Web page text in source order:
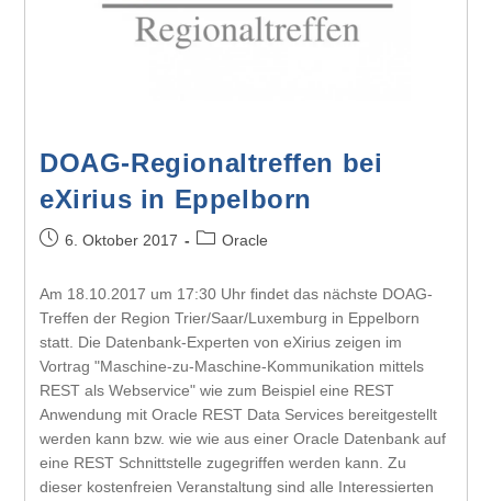
DOAG-Regionaltreffen bei
eXirius in Eppelborn
6. Oktober 2017 Oracle
Am 18.10.2017 um 17:30 Uhr findet das nächste DOAG-
Treffen der Region Trier/Saar/Luxemburg in Eppelborn
statt. Die Datenbank-Experten von eXirius zeigen im
Vortrag "Maschine-zu-Maschine-Kommunikation mittels
REST als Webservice" wie zum Beispiel eine REST
Anwendung mit Oracle REST Data Services bereitgestellt
werden kann bzw. wie wie aus einer Oracle Datenbank auf
eine REST Schnittstelle zugegriffen werden kann. Zu
dieser kostenfreien Veranstaltung sind alle Interessierten